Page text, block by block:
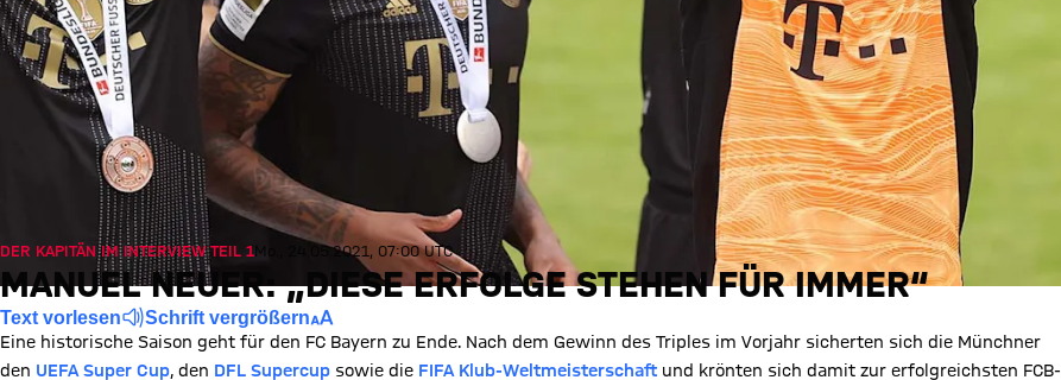
DER KAPITÄN IM INTERVIEW TEIL 1 Mo., 24.05.2021, 07:00 UTC
MANUEL NEUER: „DIESE ERFOLGE STEHEN FÜR IMMER“
Text vorlesen Schrift vergrößern
Eine historische Saison geht für den FC Bayern zu Ende. Nach dem Gewinn des Triples im Vorjahr sicherten sich die Münchner
den UEFA Super Cup, den DFL Supercup sowie die FIFA Klub-Weltmeisterschaft und krönten sich damit zur erfolgreichsten FCB-